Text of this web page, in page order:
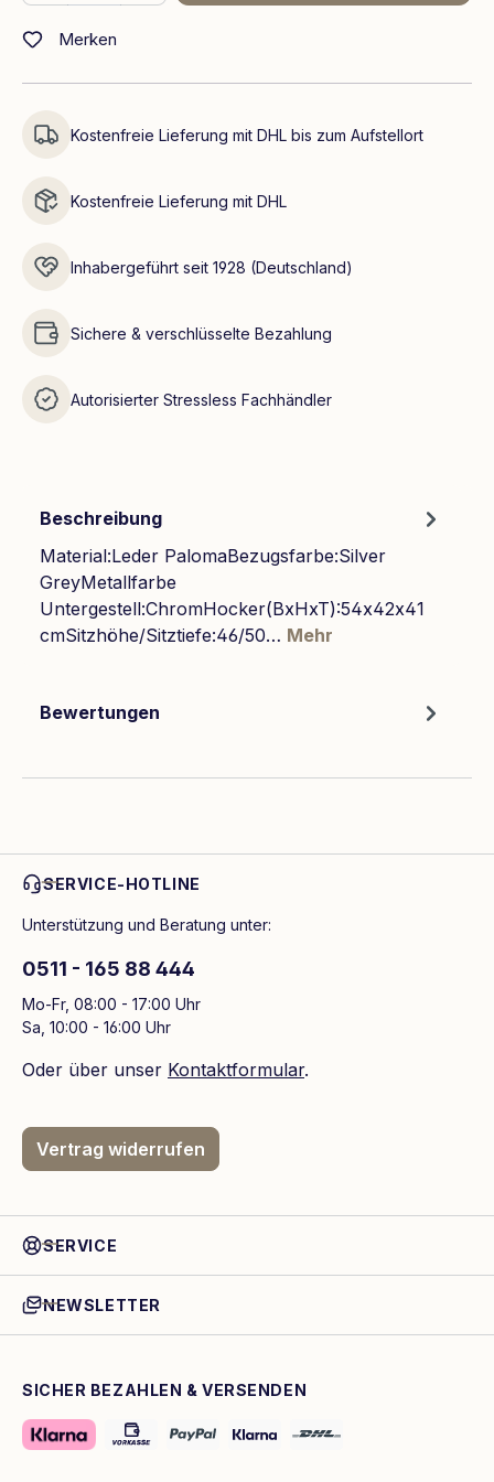
Merken
Kostenfreie Lieferung mit DHL bis zum Aufstellort
Kostenfreie Lieferung mit DHL
Inhabergeführt seit 1928 (Deutschland)
Sichere & verschlüsselte Bezahlung
Autorisierter Stressless Fachhändler
Beschreibung
Material:Leder PalomaBezugsfarbe:Silver
GreyMetallfarbe
Untergestell:ChromHocker(BxHxT):54x42x41
cmSitzhöhe/Sitztiefe:46/50… Mehr
Bewertungen
SERVICE-HOTLINE
Unterstützung und Beratung unter:
0511 - 165 88 444
Mo-Fr, 08:00 - 17:00 Uhr
Sa, 10:00 - 16:00 Uhr
Oder über unser Kontaktformular.
Vertrag widerrufen
SERVICE
NEWSLETTER
SICHER BEZAHLEN & VERSENDEN